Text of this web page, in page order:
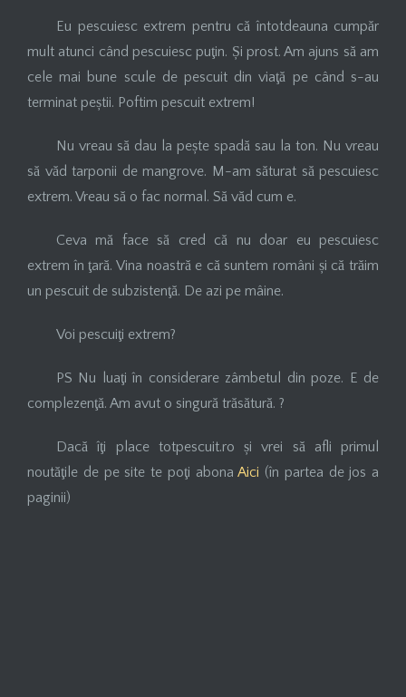
Eu pescuiesc extrem pentru că întotdeauna cumpăr
mult atunci când pescuiesc puţin. Și prost. Am ajuns să am
cele mai bune scule de pescuit din viaţă pe când s-au
terminat peștii. Poftim pescuit extrem!
Nu vreau să dau la pește spadă sau la ton. Nu vreau
să văd tarponii de mangrove. M-am săturat să pescuiesc
extrem. Vreau să o fac normal. Să văd cum e.
Ceva mă face să cred că nu doar eu pescuiesc
extrem în ţară. Vina noastră e că suntem români și că trăim
un pescuit de subzistenţă. De azi pe mâine.
Voi pescuiţi extrem?
PS Nu luaţi în considerare zâmbetul din poze. E de
complezenţă. Am avut o singură trăsătură. ?
Dacă îţi place totpescuit.ro și vrei să afli primul
noutăţile de pe site te poţi abonaAici (în partea de jos a
paginii)